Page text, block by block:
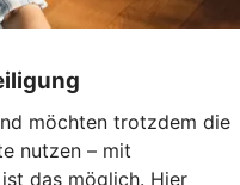
möchten trotzdem die
nutzen – mit
das möglich. Hier